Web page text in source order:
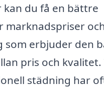
du få en bättre
marknadspriser
som erbjuder den
pris och
städning har